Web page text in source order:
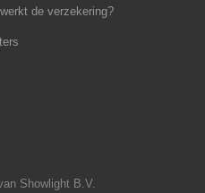
de verzekering?
Showlight B.V.